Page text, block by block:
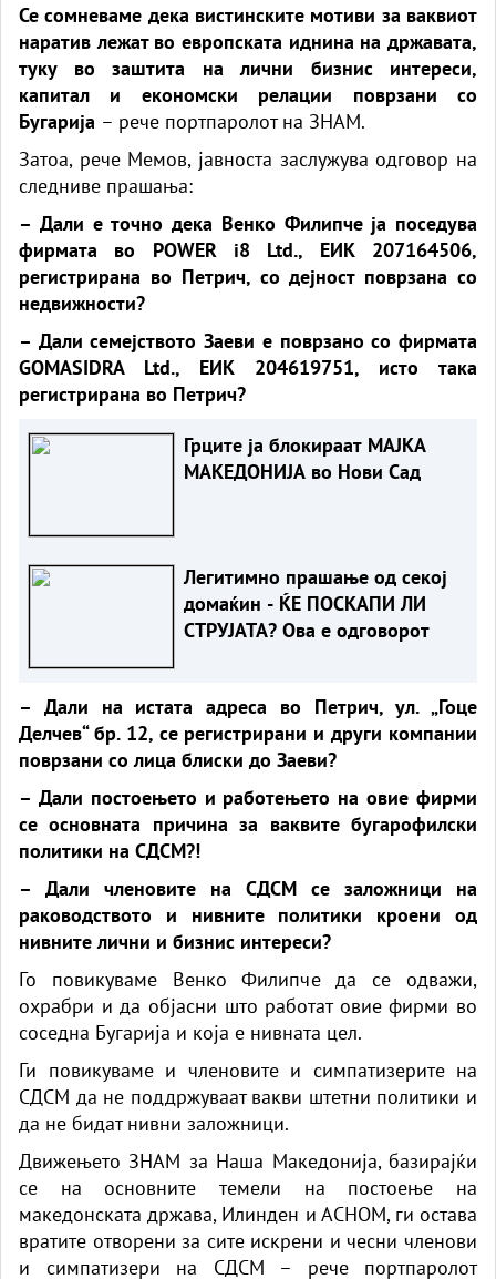
Се сомневаме дека вистинските мотиви за ваквиот
наратив лежат во европската иднина на државата,
туку во заштита на лични бизнис интереси,
капитал и економски релации поврзани со
Бугарија – рече портпаролот на ЗНАМ.
Затоа, рече Мемов, јавноста заслужува одговор на
следниве прашања:
– Дали е точно дека Венко Филипче ја поседува
фирмата во POWER i8 Ltd., ЕИК 207164506,
регистрирана во Петрич, со дејност поврзана со
недвижности?
– Дали семејството Заеви е поврзано со фирмата
GOMASIDRA Ltd., ЕИК 204619751, исто така
регистрирана во Петрич?
Грците ја блокираат МАЈКА
МАКЕДОНИЈА во Нови Сад
Легитимно прашање од секој
домаќин - ЌЕ ПОСКАПИ ЛИ
СТРУЈАТА? Ова е одговорот
– Дали на истата адреса во Петрич, ул. „Гоце
Делчев“ бр. 12, се регистрирани и други компании
поврзани со лица блиски до Заеви?
– Дали постоењето и работењето на овие фирми
се основната причина за ваквите бугарофилски
политики на СДСМ?!
– Дали членовите на СДСМ се заложници на
раководството и нивните политики кроени од
нивните лични и бизнис интереси?
Го повикуваме Венко Филипче да се одважи,
охрабри и да објасни што работат овие фирми во
соседна Бугарија и која е нивната цел.
Ги повикуваме и членовите и симпатизерите на
СДСМ да не поддржуваат вакви штетни политики и
да не бидат нивни заложници.
Движењето ЗНАМ за Наша Македонија, базирајќи
се на основните темели на постоење на
македонската држава, Илинден и АСНОМ, ги остава
вратите отворени за сите искрени и чесни членови
и симпатизери на СДСМ – рече портпаролот